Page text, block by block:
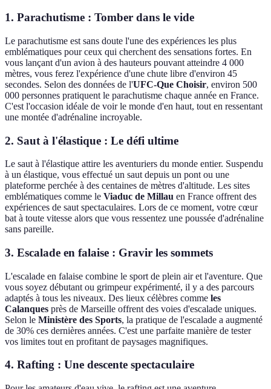
1. Parachutisme : Tomber dans le vide
Le parachutisme est sans doute l'une des expériences les plus
emblématiques pour ceux qui cherchent des sensations fortes. En
vous lançant d'un avion à des hauteurs pouvant atteindre 4 000
mètres, vous ferez l'expérience d'une chute libre d'environ 45
secondes. Selon des données de l'UFC-Que Choisir, environ 500
000 personnes pratiquent le parachutisme chaque année en France.
C'est l'occasion idéale de voir le monde d'en haut, tout en ressentant
une montée d'adrénaline incroyable.
2. Saut à l'élastique : Le défi ultime
Le saut à l'élastique attire les aventuriers du monde entier. Suspendu
à un élastique, vous effectué un saut depuis un pont ou une
plateforme perchée à des centaines de mètres d'altitude. Les sites
emblématiques comme le Viaduc de Millau en France offrent des
expériences de saut spectaculaires. Lors de ce moment, votre cœur
bat à toute vitesse alors que vous ressentez une poussée d'adrénaline
sans pareille.
3. Escalade en falaise : Gravir les sommets
L'escalade en falaise combine le sport de plein air et l'aventure. Que
vous soyez débutant ou grimpeur expérimenté, il y a des parcours
adaptés à tous les niveaux. Des lieux célèbres comme les
Calanques près de Marseille offrent des voies d'escalade uniques.
Selon le Ministère des Sports, la pratique de l'escalade a augmenté
de 30% ces dernières années. C'est une parfaite manière de tester
vos limites tout en profitant de paysages magnifiques.
4. Rafting : Une descente spectaculaire